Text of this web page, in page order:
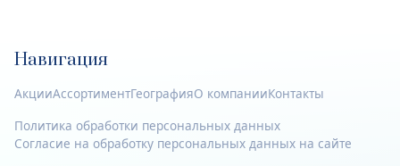
Навигация
АкцииАссортиментГеографияО компанииКонтакты
Политика обработки персональных данных
Согласие на обработку персональных данных на сайте